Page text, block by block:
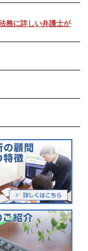
務に詳しい弁護士が